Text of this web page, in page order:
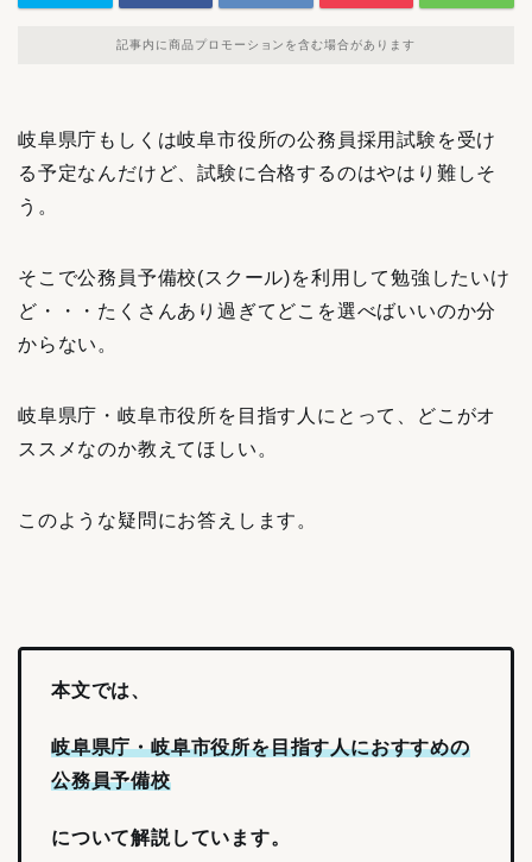
記事内に商品プロモーションを含む場合があります
岐阜県庁もしくは岐阜市役所の公務員採用試験を受け
る予定なんだけど、試験に合格するのはやはり難しそ
う。
そこで公務員予備校(スクール)を利用して勉強したいけ
ど・・・たくさんあり過ぎてどこを選べばいいのか分
からない。
岐阜県庁・岐阜市役所を目指す人にとって、どこがオ
ススメなのか教えてほしい。
このような疑問にお答えします。
本文では、
岐阜県庁・岐阜市役所を目指す人におすすめの
公務員予備校
について解説しています。